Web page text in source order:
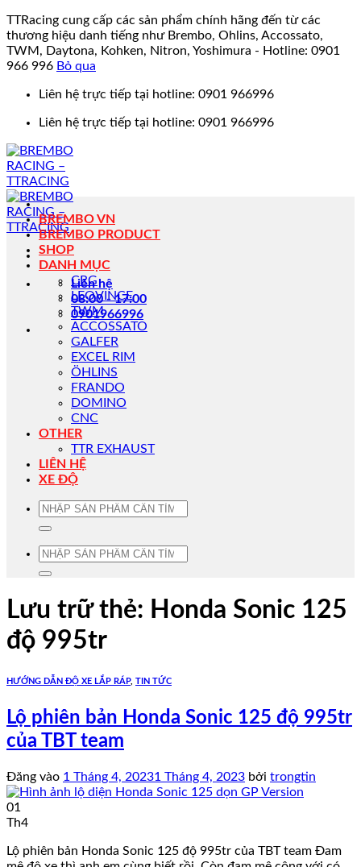
TTRacing cung cấp các sản phẩm chính hãng đến từ các
thương hiệu danh tiếng như Brembo, Ohlins, Accossato,
TWM, Daytona, Kohken, Nitron, Yoshimura - Hotline: 0901
966 996 Bỏ qua
Liên hệ trực tiếp tại hotline: 0901 966996
Liên hệ trực tiếp tại hotline: 0901 966996
Liên hệ
08:00 - 17:00
0901966996
BREMBO VN
BREMBO PRODUCT
SHOP
DANH MỤC
CRG
LEOVINCE
TWM
ACCOSSATO
GALFER
EXCEL RIM
ÖHLINS
FRANDO
DOMINO
CNC
OTHER
TTR EXHAUST
LIÊN HỆ
XE ĐỘ
Tìm
Tìm
Lưu trữ thẻ: Honda Sonic 125
độ 995tr
HƯỚNG DẪN ĐỘ XE LẮP RÁP, TIN TỨC
Lộ phiên bản Honda Sonic 125 độ 995tr
của TBT team
Đăng vào 1 Tháng 4, 20231 Tháng 4, 2023 bởi trongtin
01
Th4
Lộ phiên bản Honda Sonic 125 độ 995tr của TBT team Đam